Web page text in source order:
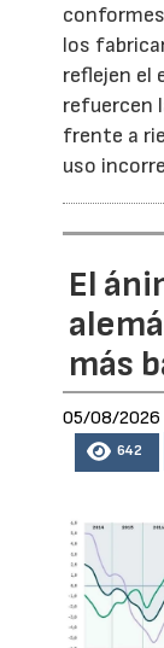
los
reflejen el
refuercen
frente a
uso
El
más
05/08/2026
642